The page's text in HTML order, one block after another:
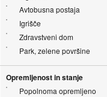
Avtobusna postaja
Igrišče
Zdravstveni dom
Park, zelene površine
Opremljenost in stanje
Popolnoma opremljeno